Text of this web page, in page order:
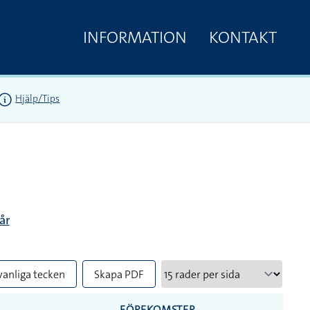
INFORMATION KONTAKT
Hjälp/Tips
år
tecken Skapa PDF